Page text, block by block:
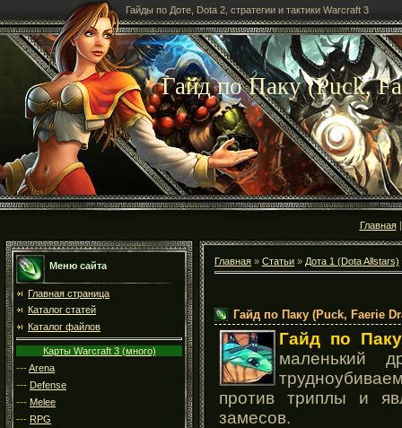
Гайды по Доте, Dota 2, стратегии и тактики Warcraft 3
Гайд по Паку (Puck,
Главная
Меню сайта
Главная страница
Каталог статей
Каталог файлов
Карты Warcraft 3 (много)
---Arena
--- Defense
--- Melee
--- RPG
Главная » Статьи » Дота 1 (Dota Allstars)
Гайд по Паку (Puck, Faerie
Гайд по Паку
маленький
против триплы и
замесов.